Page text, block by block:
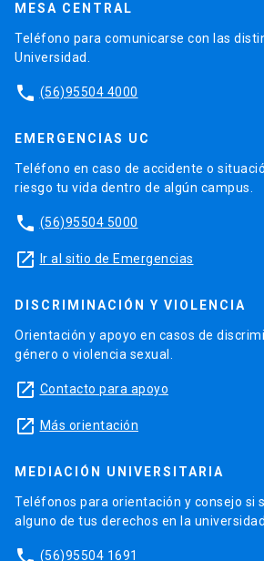
MESA CENTRAL
Teléfono para comunicarse con las
Universidad.
phone (56)95504 4000
EMERGENCIAS UC
Teléfono en caso de accidente o
riesgo tu vida dentro de algún campus.
phone (56)95504 5000
launch Ir al sitio de Emergencias
DISCRIMINACIÓN Y VIOLENCIA
Orientación y apoyo en casos de
género o violencia sexual.
launch Contacto para apoyo
launch Más orientación
MEDIACIÓN UNIVERSITARIA
Teléfonos para orientación y consejo si
alguno de tus derechos en la
(56)95504 1691